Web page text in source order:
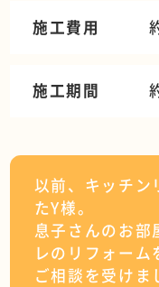
施工費用
施工期間
以前、キッチン
たY様。
息子さんのお部
レのリフォー
ご相談を受けま